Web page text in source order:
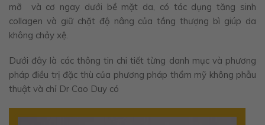
mỡ và cơ ngay dưới bề mặt da, có tác dụng tăng sinh
collagen và giữ chặt độ nâng của tầng thượng bì giúp da
không chảy xệ.
Dưới đây là các thông tin chi tiết từng danh mục và phương
pháp điều trị đặc thù của phương pháp thẩm mỹ không phẫu
thuật và chỉ Dr Cao Duy có